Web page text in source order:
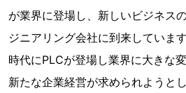
が業界に登場し、新しいビジネス
ジニアリング会社に到来していま
時代にPLCが登場し業界に大きな
新たな企業経営が求められようと